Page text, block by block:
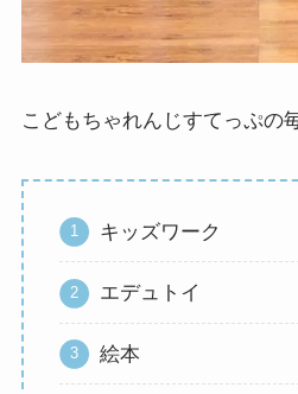
こどもちゃれんじすてっぷの
キッズワーク
エデュトイ
絵本